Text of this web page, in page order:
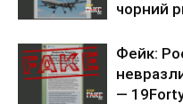
чорний
Фейк:
—